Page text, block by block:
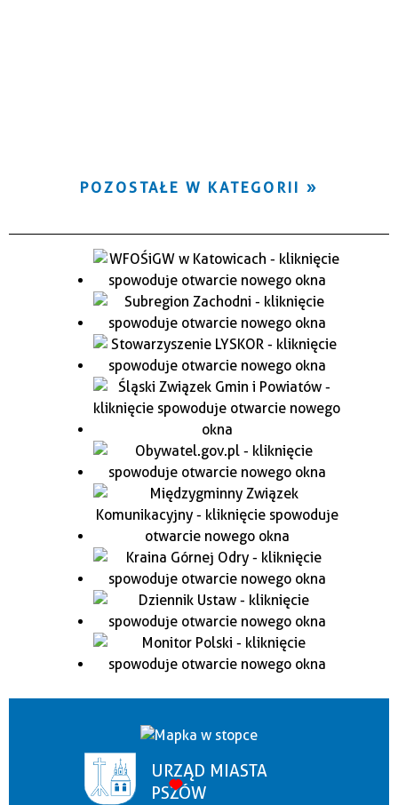
POZOSTAŁE W KATEGORII
URZĄD MIASTA
PSZÓW